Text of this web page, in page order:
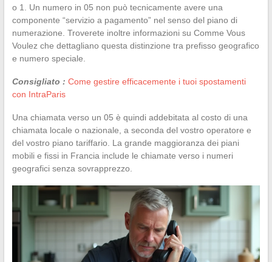
o 1. Un numero in 05 non può tecnicamente avere una
componente “servizio a pagamento” nel senso del piano di
numerazione. Troverete inoltre informazioni su Comme Vous
Voulez che dettagliano questa distinzione tra prefisso geografico
e numero speciale.
Consigliato : Come gestire efficacemente i tuoi spostamenti
con IntraParis
Una chiamata verso un 05 è quindi addebitata al costo di una
chiamata locale o nazionale, a seconda del vostro operatore e
del vostro piano tariffario. La grande maggioranza dei piani
mobili e fissi in Francia include le chiamate verso i numeri
geografici senza sovrapprezzo.